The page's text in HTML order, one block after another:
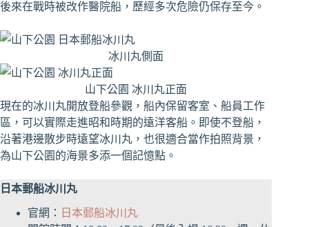
後來在戰時被改作醫院船，歷經多次危險仍保存至今。
冰川丸側面
山下公園 冰川丸正面
現在的冰川丸開放登船參觀，船內保留客室、船員工作
區，可以實際走進昭和時期的遠洋客船。即使不登船，
沿著港邊散步時遠望冰川丸，也很適合當作拍照背景，
為山下公園的海景多添一個記憶點。
日本郵船冰川丸
官網：
日本郵船冰川丸